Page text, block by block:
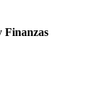
Finanzas